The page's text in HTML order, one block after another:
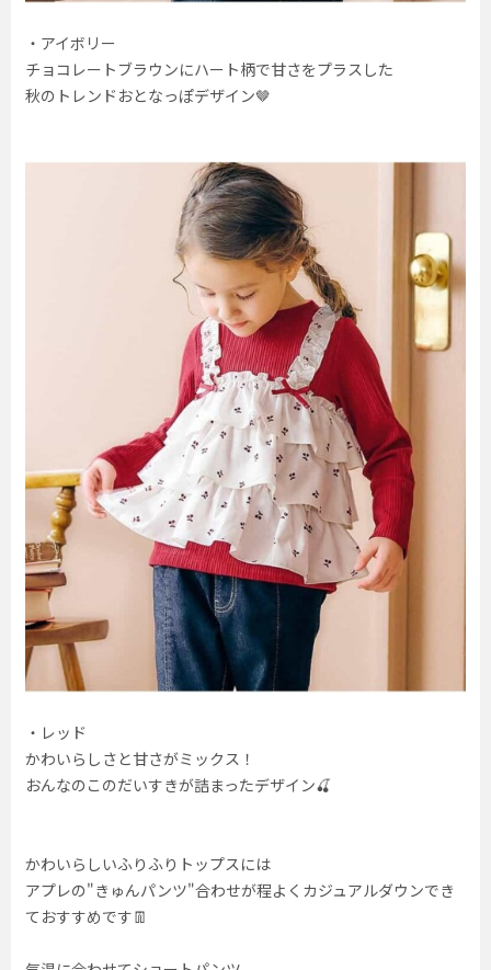
・アイボリー
チョコレートブラウンにハート柄で甘さをプラスした
秋のトレンドおとなっぽデザイン🤎
・レッド
かわいらしさと甘さがミックス！
おんなのこのだいすきが詰まったデザイン🍒
かわいらしいふりふりトップスには
アプレの"きゅんパンツ"合わせが程よくカジュアルダウンでき
ておすすめです👖